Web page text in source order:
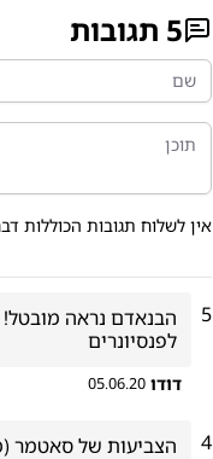
5 תגובות
אין לשלוח תגובות הכוללות
5
לפנסיונרים
דודו 05.06.20
4